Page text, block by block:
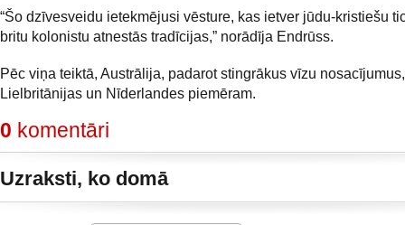
“Šo dzīvesveidu ietekmējusi vēsture, kas ietver jūdu-kristiešu
britu kolonistu atnestās tradīcijas,” norādīja Endrūss.
Pēc viņa teiktā, Austrālija, padarot stingrākus vīzu
Lielbritānijas un Nīderlandes piemēram.
0 komentāri
Uzraksti, ko domā